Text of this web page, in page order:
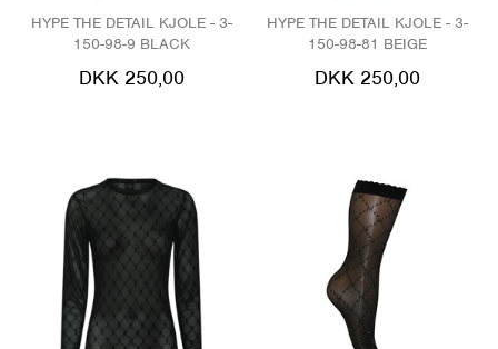
HYPE THE DETAIL KJOLE - 3-
150-98-9 BLACK
DKK 250,00
HYPE THE DETAIL KJOLE - 3-
150-98-81 BEIGE
DKK 250,00